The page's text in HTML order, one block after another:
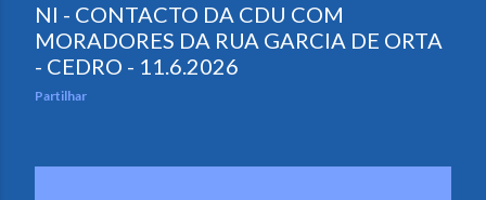
NI - CONTACTO DA CDU COM
MORADORES DA RUA GARCIA DE ORTA
- CEDRO - 11.6.2026
Partilhar